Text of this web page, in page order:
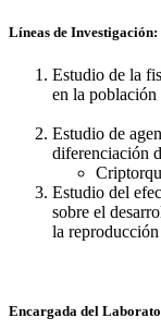
Líneas de Investigación:
Estudio de la
en la población
Estudio de
diferenciación
Estudio del
sobre el
la
Encargada del